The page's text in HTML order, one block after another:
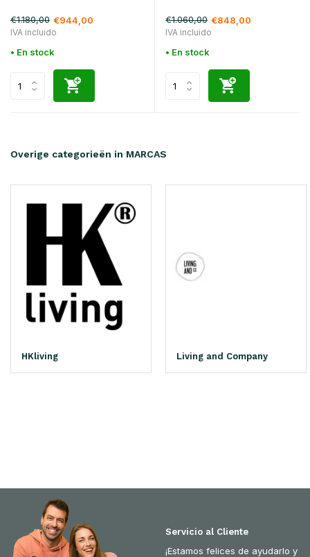
€1.180,00 €944,00
IVA incluido
• En stock
€1.060,00 €848,00
IVA incluido
• En stock
Overige categorieën in MARCAS
HKliving Living and Company
Servicio al Cliente
¡Estamos felices de ayudarlo y